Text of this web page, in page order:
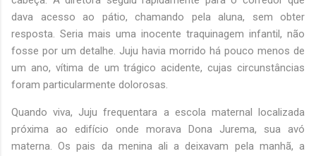
dava acesso ao pátio, chamando pela aluna, sem obter
resposta. Seria mais uma inocente traquinagem infantil, não
fosse por um detalhe. Juju havia morrido há pouco menos de
um ano, vítima de um trágico acidente, cujas circunstâncias
foram particularmente dolorosas.
Quando viva, Juju frequentara a escola maternal localizada
próxima ao edifício onde morava Dona Jurema, sua avó
materna. Os pais da menina ali a deixavam pela manhã, a